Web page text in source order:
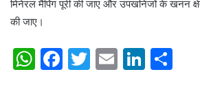
मिनेरल मैपिंग पूरी की जाए और उपखनिजों के खनन
की जाए।
W F
T
E
Li